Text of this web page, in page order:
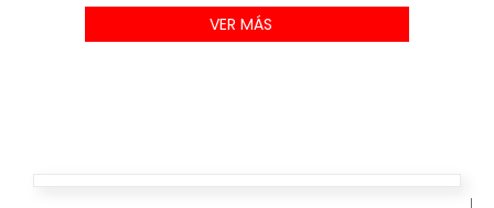
VER MÁS